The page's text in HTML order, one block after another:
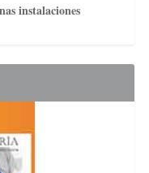
instalaciones